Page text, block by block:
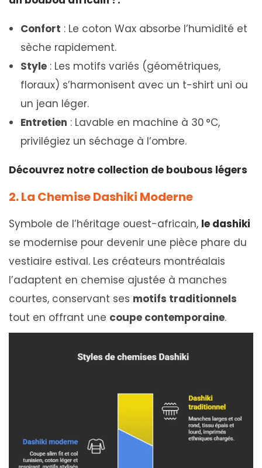
Confort : Le coton Wax absorbe l’humidité et
sèche rapidement.
Style : Les motifs variés (géométriques,
floraux) s’harmonisent avec un t-shirt uni ou
un jean léger.
Entretien : Lavable en machine à 30 °C,
privilégiez un séchage à l’ombre.
Découvrez notre collection de boubous légers
2. La Chemise Dashiki Moderne
Symbole de l’héritage ouest-africain, le dashiki
se modernise pour devenir une pièce phare du
vestiaire estival. Les créateurs montréalais
l’adaptent en chemise ajustée à manches
courtes, conservant ses motifs traditionnels
tout en offrant une coupe contemporaine.